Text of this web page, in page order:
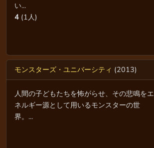
い...
4 (1人)
モンスターズ・ユニバーシティ (2013)
人間の子どもたちを怖がらせ、その悲鳴をエ
ネルギー源として用いるモンスターの世
界。...